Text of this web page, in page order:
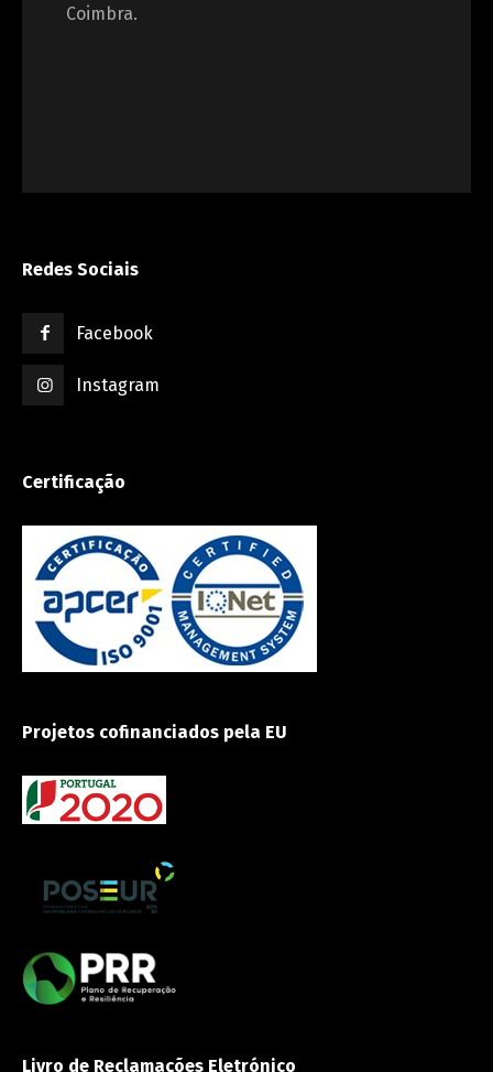
Coimbra.
Redes Sociais
Facebook
Instagram
Certificação
Projetos cofinanciados pela EU
Livro de Reclamações Eletrónico